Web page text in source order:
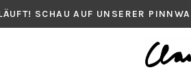
SCHAU AUF UNSERER